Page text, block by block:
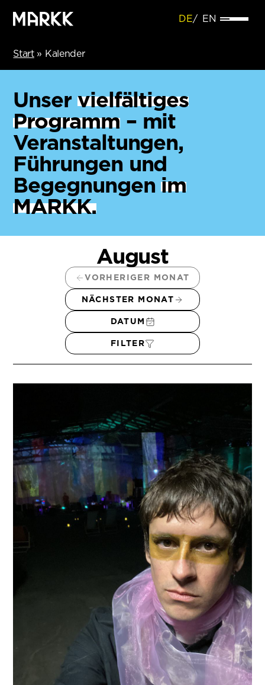
DE EN
Start» Kalender
Unser vielfältiges
Programm– mit
Veranstaltungen,
Führungen und
Begegnungenim
MARKK.
August
VORHERIGER MONAT
NÄCHSTER MONAT
DATUM
FILTER